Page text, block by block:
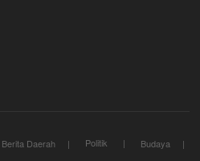
Berita Daerah Politik
Budaya